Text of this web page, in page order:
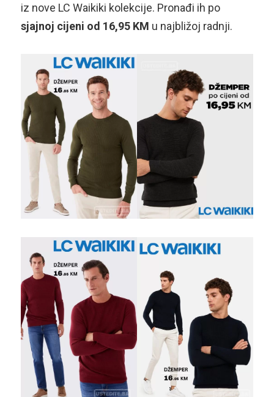
iz nove LC Waikiki kolekcije. Pronađi ih po
sjajnoj cijeni od 16,95 KM u najbližoj radnji.